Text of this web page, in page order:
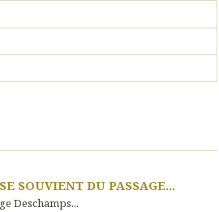
SOUVIENT DU PASSAGE...
Deschamps...